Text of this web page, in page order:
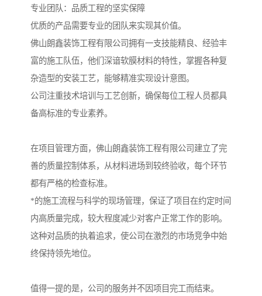
专业团队：品质工程的坚实保障
优质的产品需要专业的团队来实现其价值。
佛山朗鑫装饰工程有限公司拥有一支技能精良、经验丰
富的施工队伍，他们深谙软膜材料的特性，掌握各种复
杂造型的安装工艺，能够精准实现设计意图。
公司注重技术培训与工艺创新，确保每位工程人员都具
备高标准的专业素养。
在项目管理方面，佛山朗鑫装饰工程有限公司建立了完
善的质量控制体系，从材料进场到较终验收，每个环节
都有严格的检查标准。
*的施工流程与科学的现场管理，保证了项目在约定时间
内高质量完成，较大程度减少对客户正常工作的影响。
这种对品质的执着追求，使公司在激烈的市场竞争中始
终保持领先地位。
值得一提的是，公司的服务并不因项目完工而结束。